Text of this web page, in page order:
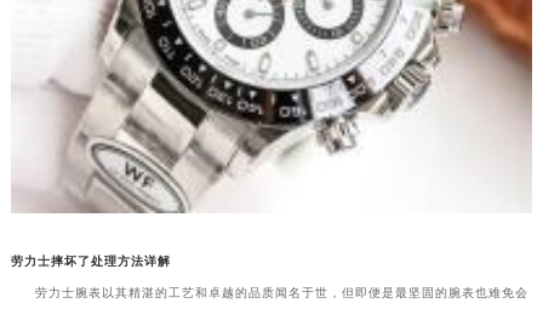
劳力士摔坏了处理方法详解
劳力士腕表以其精湛的工艺和卓越的品质闻名于世，但即便是最坚固的腕表也难免会